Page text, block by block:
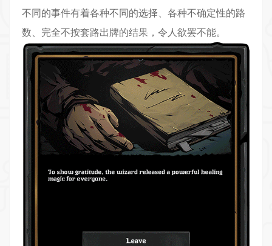
不同的事件有着各种不同的选择、各种不确定性的路
数、完全不按套路出牌的结果，令人欲罢不能。